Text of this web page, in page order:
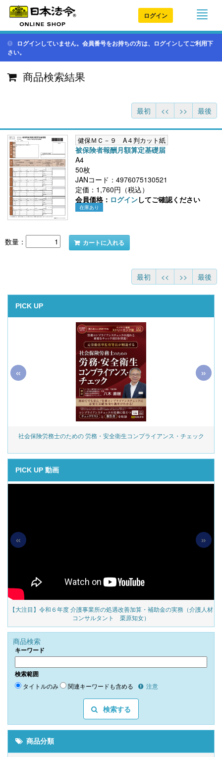
ログイン
ログインしていません。会員番号をお持ちの方は、ログインしてご利用下
さい。
商品検索結果
最初 << >> 最後
健保ＭＣ－９ A４判カット紙
被保険者報酬月額算定基礎届
A4
50枚
JANコード：4976075130521
定価：1,760円（税込）
会員価格： ログインしてご確認ください
在庫あり
数量： カートに入れる
最初 << >> 最後
PICK UP
社会保険労務士のための 労務・安全衛生コンプライアンス・チェック
« »
PICK UP 動画
【大注目】令和６年度 介護事業所の処遇改善加算・補助金の実務（介護人材
コンサルタント 栗原知女）
« »
商品検索
キーワード
検索範囲
タイトルのみ 関連キーワードも含める 注意
検索する
商品分類